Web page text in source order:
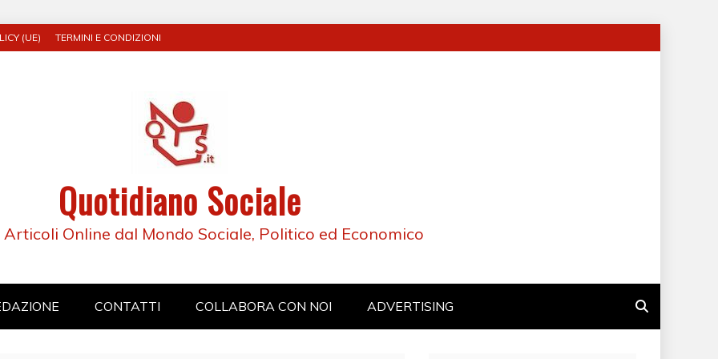
(UE) TERMINI E CONDIZIONI
Quotidiano Sociale
Articoli Online dal Mondo Sociale, Politico ed Economico
CONTATTI COLLABORA CON NOI ADVERTISING